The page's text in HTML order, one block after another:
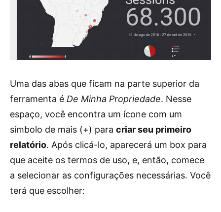
Uma das abas que ficam na parte superior da
ferramenta é De Minha Propriedade. Nesse
espaço, você encontra um ícone com um
símbolo de mais (+) para criar seu primeiro
relatório. Após clicá-lo, aparecerá um box para
que aceite os termos de uso, e, então, comece
a selecionar as configurações necessárias. Você
terá que escolher: